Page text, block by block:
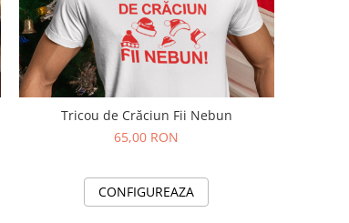
Tricou de Crăciun Fii Nebun
65,00 RON
CONFIGUREAZA